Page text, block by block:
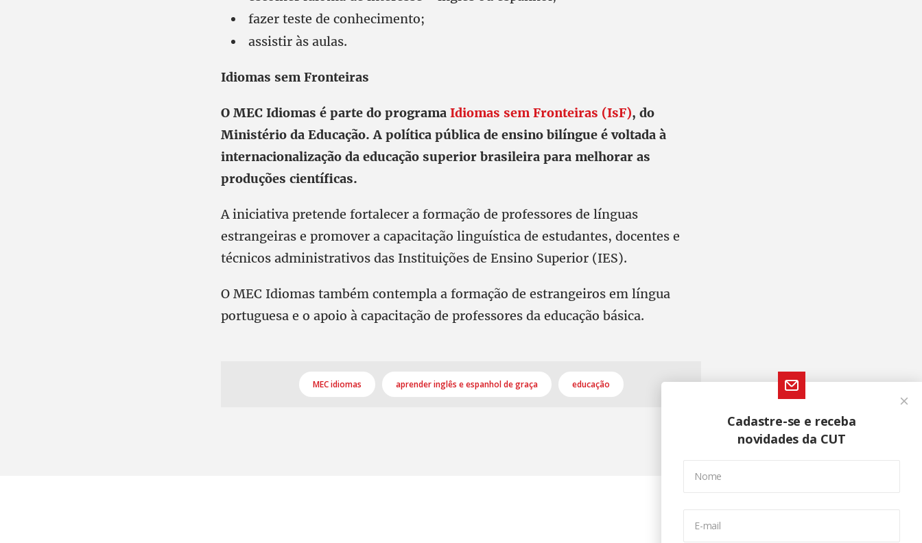
fazer teste de conhecimento;
assistir às aulas.
Idiomas sem Fronteiras
O MEC Idiomas é parte do programa Idiomas sem Fronteiras (IsF), do
Ministério da Educação. A política pública de ensino bilíngue é voltada à
internacionalização da educação superior brasileira para melhorar as
produções científicas.
A iniciativa pretende fortalecer a formação de professores de línguas
estrangeiras e promover a capacitação linguística de estudantes, docentes e
técnicos administrativos das Instituições de Ensino Superior (IES).
O MEC Idiomas também contempla a formação de estrangeiros em língua
portuguesa e o apoio à capacitação de professores da educação básica.
MEC idiomas aprender inglês e espanhol de graça educação
Cadastre-se e receba
novidades da CUT
Nome
E-mail